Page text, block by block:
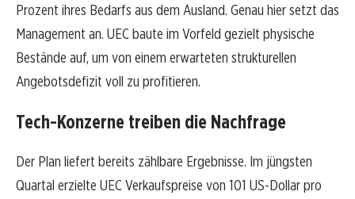
Prozent ihres Bedarfs aus dem Ausland. Genau hier setzt das
Management an. UEC baute im Vorfeld gezielt physische
Bestände auf, um von einem erwarteten strukturellen
Angebotsdefizit voll zu profitieren.
Tech-Konzerne treiben die Nachfrage
Der Plan liefert bereits zählbare Ergebnisse. Im jüngsten
Quartal erzielte UEC Verkaufspreise von 101 US-Dollar pro